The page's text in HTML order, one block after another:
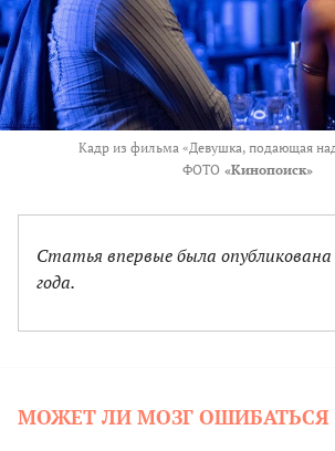
Кадр из фильма «Девушка, подающая
ФОТО «Кинопоиск»
Статья впервые была опубликована
года.
МОЖЕТ ЛИ МОЗГ ОШИБАТЬСЯ